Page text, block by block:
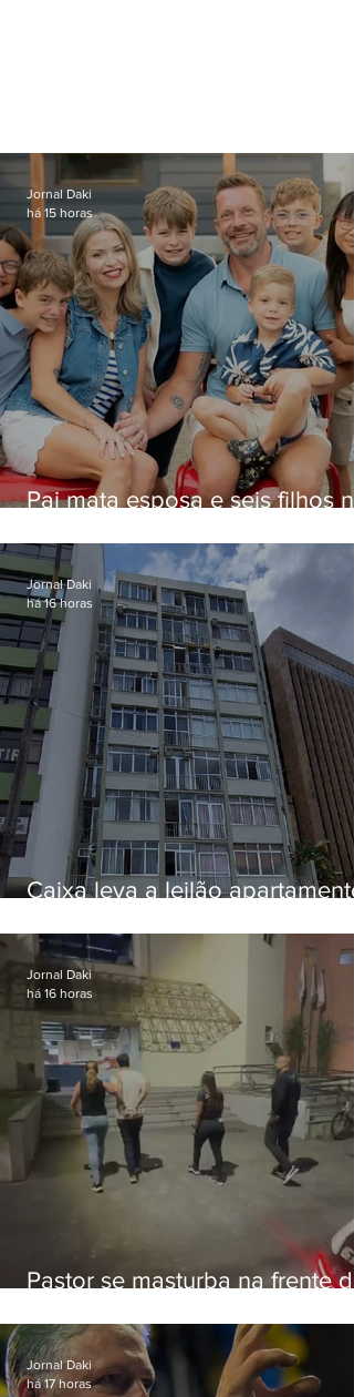
Pai mata esposa e seis filhos
Jornal Daki
há 15 horas
Caixa leva a leilão apartamento
Botafogo
Jornal Daki
há 16 horas
Pastor se masturba na frente de
Jornal Daki
há 16 horas
Jornal Daki
há 17 horas